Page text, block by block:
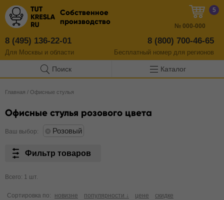
Собственное
производство
8 (495) 136-22-01
Для Москвы и области
8 (800) 700-46-65
Бесплатный номер для регионов
5
№ 000-000
Поиск Каталог
Главная / Офисные стулья
Офисные стулья розового цвета
Ваш выбор: Розовый
Фильтр товаров
Всего: 1 шт.
Сортировка по: новизне популярности ↓ цене скидке